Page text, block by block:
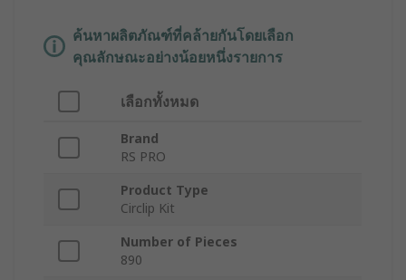
ค้นหาผลิตภัณฑ์ที่คล้ายกันโดยเลือก
คุณลักษณะอย่างน้อยหนึ่งรายการ
เลือกทั้งหมด
Brand
RS PRO
Product Type
Circlip Kit
Number of Pieces
890